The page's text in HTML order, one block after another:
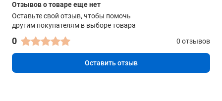
Отзывов о товаре еще нет
Оставьте свой отзыв, чтобы помочь
другим покупателям в выборе товара
0 0 отзывов
Оставить отзыв